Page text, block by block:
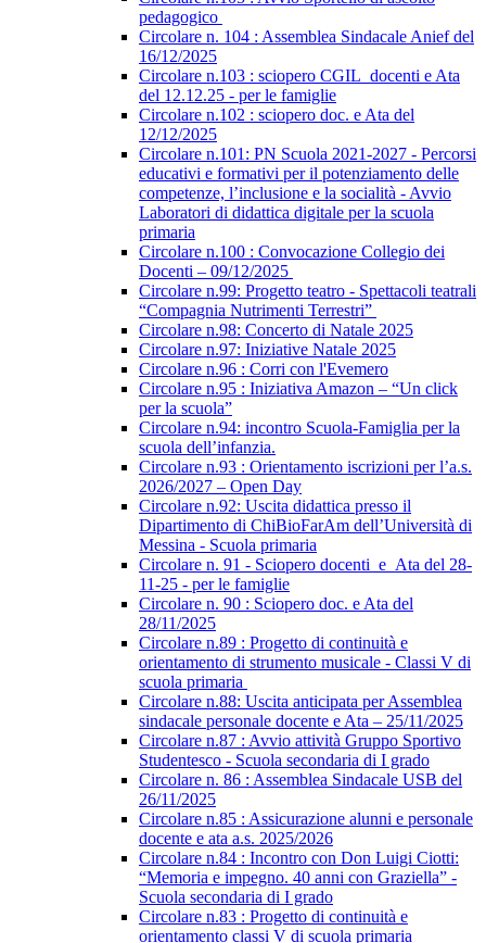
pedagogico
Circolare n. 104 : Assemblea Sindacale Anief del
16/12/2025
Circolare n.103 : sciopero CGIL_docenti e Ata
del 12.12.25 - per le famiglie
Circolare n.102 : sciopero doc. e Ata del
12/12/2025
Circolare n.101: PN Scuola 2021-2027 - Percorsi
educativi e formativi per il potenziamento delle
competenze, l’inclusione e la socialità - Avvio
Laboratori di didattica digitale per la scuola
primaria
Circolare n.100 : Convocazione Collegio dei
Docenti – 09/12/2025
Circolare n.99: Progetto teatro - Spettacoli teatrali
“Compagnia Nutrimenti Terrestri”
Circolare n.98: Concerto di Natale 2025
Circolare n.97: Iniziative Natale 2025
Circolare n.96 : Corri con l'Evemero
Circolare n.95 : Iniziativa Amazon – “Un click
per la scuola”
Circolare n.94: incontro Scuola-Famiglia per la
scuola dell’infanzia.
Circolare n.93 : Orientamento iscrizioni per l’a.s.
2026/2027 – Open Day
Circolare n.92: Uscita didattica presso il
Dipartimento di ChiBioFarAm dell’Università di
Messina - Scuola primaria
Circolare n. 91 - Sciopero docenti_e_Ata del 28-
11-25 - per le famiglie
Circolare n. 90 : Sciopero doc. e Ata del
28/11/2025
Circolare n.89 : Progetto di continuità e
orientamento di strumento musicale - Classi V di
scuola primaria
Circolare n.88: Uscita anticipata per Assemblea
sindacale personale docente e Ata – 25/11/2025
Circolare n.87 : Avvio attività Gruppo Sportivo
Studentesco - Scuola secondaria di I grado
Circolare n. 86 : Assemblea Sindacale USB del
26/11/2025
Circolare n.85 : Assicurazione alunni e personale
docente e ata a.s. 2025/2026
Circolare n.84 : Incontro con Don Luigi Ciotti:
“Memoria e impegno. 40 anni con Graziella” -
Scuola secondaria di I grado
Circolare n.83 : Progetto di continuità e
orientamento classi V di scuola primaria